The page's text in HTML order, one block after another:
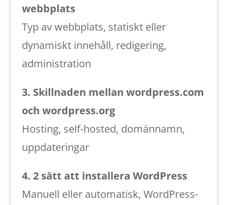
webbplats
Typ av webbplats, statiskt eller
dynamiskt innehåll, redigering,
administration
3. Skillnaden mellan wordpress.com
och wordpress.org
Hosting, self-hosted, domännamn,
uppdateringar
4. 2 sätt att installera WordPress
Manuell eller automatisk, WordPress-